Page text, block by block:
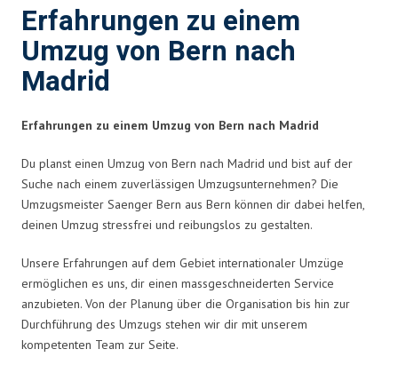
Erfahrungen zu einem
Umzug von Bern nach
Madrid
Erfahrungen zu einem Umzug von Bern nach Madrid
Du planst einen Umzug von Bern nach Madrid und bist auf der
Suche nach einem zuverlässigen Umzugsunternehmen? Die
Umzugsmeister Saenger Bern aus Bern können dir dabei helfen,
deinen Umzug stressfrei und reibungslos zu gestalten.
Unsere Erfahrungen auf dem Gebiet internationaler Umzüge
ermöglichen es uns, dir einen massgeschneiderten Service
anzubieten. Von der Planung über die Organisation bis hin zur
Durchführung des Umzugs stehen wir dir mit unserem
kompetenten Team zur Seite.